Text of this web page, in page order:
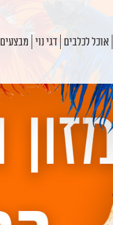
אוכל לכלבים דגי נוי מבצעים